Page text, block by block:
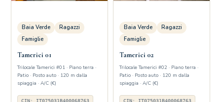
Baia Verde
Ragazzi
Famiglie
Tamerici 01
Trilocale Tamerici #01 · Piano terra ·
Patio · Posto auto · 120 m dalla
spiaggia · A/C (€)
CIN: IT075031B400068763
Baia Verde
Ragazzi
Famiglie
Tamerici 02
Trilocale Tamerici #02 · Piano terra ·
Patio · Posto auto · 120 m dalla
spiaggia · A/C (€)
CIN: IT075031B400068763